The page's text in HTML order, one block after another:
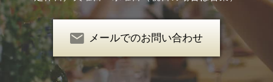
メールでのお問い合わせ